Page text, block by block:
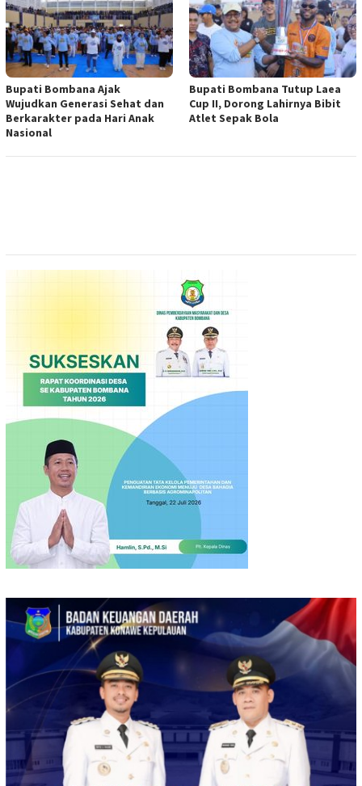
Bupati Bombana Ajak
Wujudkan Generasi Sehat dan
Berkarakter pada Hari Anak
Nasional
Bupati Bombana Tutup Laea
Cup II, Dorong Lahirnya Bibit
Atlet Sepak Bola